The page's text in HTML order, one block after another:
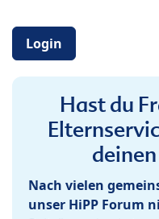
Login
Hast du
Nach vielen
unser HiPP Forum